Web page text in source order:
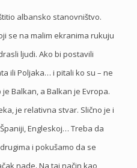
albansko stanovništvo.
se na malim ekranima rukuju
ljudi. Ako bi postavili
ili Poljaka… i pitali ko su – ne
Balkan, a Balkan je Evropa.
je relativna stvar. Slično je i
Engleskoj… Treba da
i pokušamo da se
nade. Na taj način kao